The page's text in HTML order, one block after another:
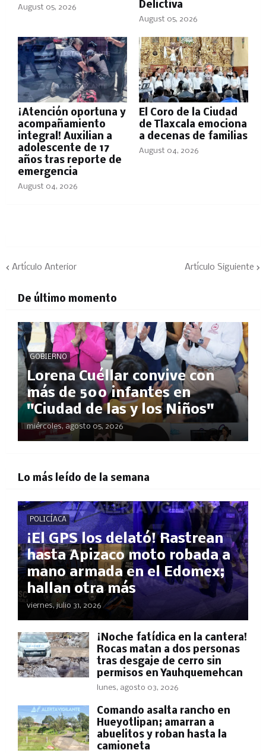
August 05, 2026 Delictiva
August 05, 2026
¡Atención oportuna y
acompañamiento
integral! Auxilian a
adolescente de 17
años tras reporte de
emergencia
August 04, 2026
El Coro de la Ciudad
de Tlaxcala emociona
a decenas de familias
August 04, 2026
Artículo Anterior Artículo Siguiente
De último momento
GOBIERNO
Lorena Cuéllar convive con
más de 500 infantes en
"Ciudad de las y los Niños"
miércoles, agosto 05, 2026
Lo más leído de la semana
POLICÍACA
¡El GPS los delató! Rastrean
hasta Apizaco moto robada a
mano armada en el Edomex;
hallan otra más
viernes, julio 31, 2026
​¡Noche fatídica en la cantera!
Rocas matan a dos personas
tras desgaje de cerro sin
permisos en Yauhquemehcan
lunes, agosto 03, 2026
Comando asalta rancho en
Hueyotlipan; amarran a
abuelitos y roban hasta la
camioneta